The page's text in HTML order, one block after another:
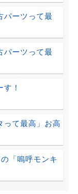
パーツって最
パーツって最
！
って最高」お高
「嗚呼モンキ